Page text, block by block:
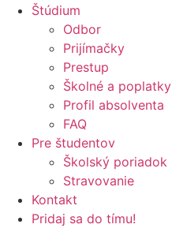
Štúdium
Odbor
Prijímačky
Prestup
Školné a poplatky
Profil absolventa
FAQ
Pre študentov
Školský poriadok
Stravovanie
Kontakt
Pridaj sa do tímu!